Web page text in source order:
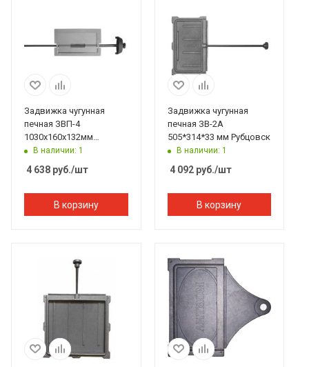
Задвижка чугунная
печная ЗВП-4
1030х160х132мм
Рубцовск
В наличии: 1
4 638 руб./шт
В корзину
Задвижка чугунная
печная ЗВ-2А
505*314*33 мм Рубцовск
В наличии: 1
4 092руб./шт
В корзину